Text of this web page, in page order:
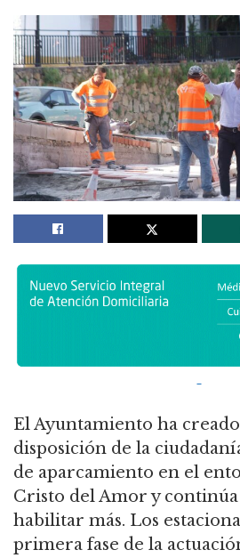
El Ayuntamiento ha
disposición de la
de aparcamiento en el
Cristo del Amor y
habilitar más. Los
primera fase de la